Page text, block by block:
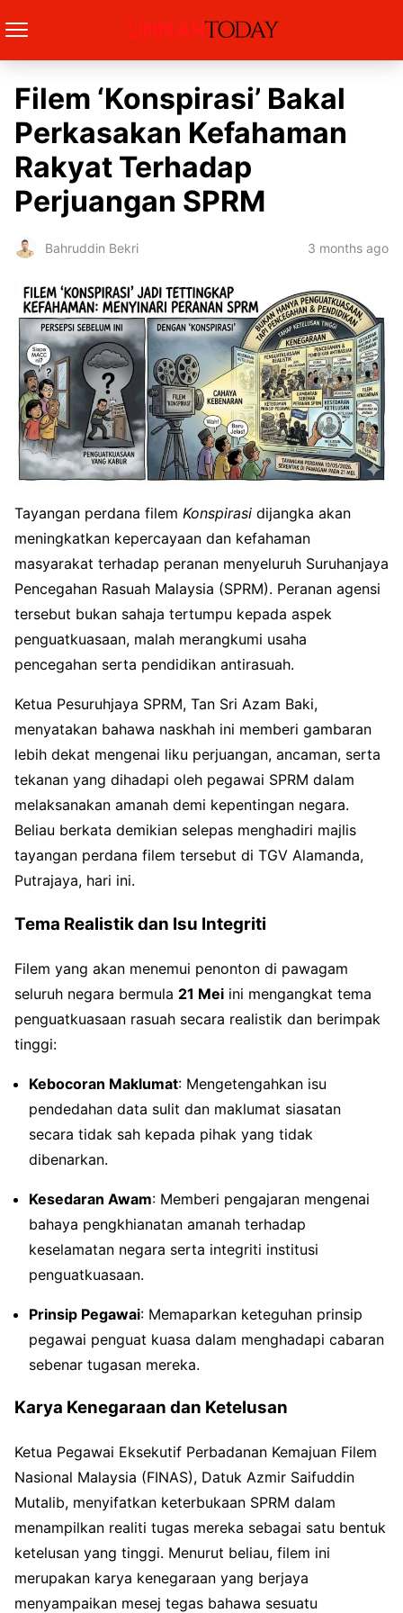
Filem ‘Konspirasi’ Bakal
Perkasakan Kefahaman
Rakyat Terhadap
Perjuangan SPRM
Bahruddin Bekri 3 months ago
Tayangan perdana filem Konspirasi dijangka akan
meningkatkan kepercayaan dan kefahaman
masyarakat terhadap peranan menyeluruh Suruhanjaya
Pencegahan Rasuah Malaysia (SPRM). Peranan agensi
tersebut bukan sahaja tertumpu kepada aspek
penguatkuasaan, malah merangkumi usaha
pencegahan serta pendidikan antirasuah.
Ketua Pesuruhjaya SPRM, Tan Sri Azam Baki,
menyatakan bahawa naskhah ini memberi gambaran
lebih dekat mengenai liku perjuangan, ancaman, serta
tekanan yang dihadapi oleh pegawai SPRM dalam
melaksanakan amanah demi kepentingan negara.
Beliau berkata demikian selepas menghadiri majlis
tayangan perdana filem tersebut di TGV Alamanda,
Putrajaya, hari ini.
Tema Realistik dan Isu Integriti
Filem yang akan menemui penonton di pawagam
seluruh negara bermula 21 Mei ini mengangkat tema
penguatkuasaan rasuah secara realistik dan berimpak
tinggi:
Kebocoran Maklumat: Mengetengahkan isu
pendedahan data sulit dan maklumat siasatan
secara tidak sah kepada pihak yang tidak
dibenarkan.
Kesedaran Awam: Memberi pengajaran mengenai
bahaya pengkhianatan amanah terhadap
keselamatan negara serta integriti institusi
penguatkuasaan.
Prinsip Pegawai: Memaparkan keteguhan prinsip
pegawai penguat kuasa dalam menghadapi cabaran
sebenar tugasan mereka.
Karya Kenegaraan dan Ketelusan
Ketua Pegawai Eksekutif Perbadanan Kemajuan Filem
Nasional Malaysia (FINAS), Datuk Azmir Saifuddin
Mutalib, menyifatkan keterbukaan SPRM dalam
menampilkan realiti tugas mereka sebagai satu bentuk
ketelusan yang tinggi. Menurut beliau, filem ini
merupakan karya kenegaraan yang berjaya
menyampaikan mesej tegas bahawa sesuatu